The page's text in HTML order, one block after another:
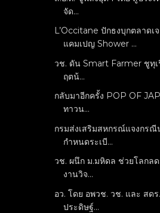
จัด...
L’Occitane ปักธงบุกตลาดเ
แคมเปญ Shower ...
วช. ดัน Smart Farmer ชูทุ
ฤตน้...
กลับมาอีกครั้ง POP OF
ทาวน...
กรมส่งเสริมสหกรณ์แจงกร
กำหนดระเบี...
วช. ผนึก ม.มหิดล ช่วยโลกล
งานวิจ...
อว. โดย อพวช. วช. และ สด
ประดิษฐ์...